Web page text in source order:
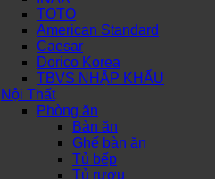
TOTO
American Standard
Caesar
Dorico Korea
TBVS NHẬP KHẨU
Nội Thất
Phòng ăn
Bàn ăn
Ghế bàn ăn
Tủ bếp
Tủ rượu